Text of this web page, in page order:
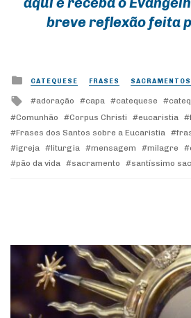
breve reflexão feita
Posted
in
CATEQUESE FRASES SACRAMENTOS
Tagged
with
adoração capa catequese
Comunhão
Corpus Christi eucaristia
Frases dos Santos sobre a Eucaristia
igreja
liturgia mensagem milagre
pão da vida
sacramento santíssimo